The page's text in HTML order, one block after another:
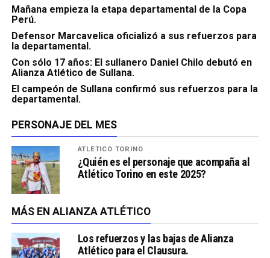
Mañana empieza la etapa departamental de la Copa
Perú.
Defensor Marcavelica oficializó a sus refuerzos para
la departamental.
Con sólo 17 años: El sullanero Daniel Chilo debutó en
Alianza Atlético de Sullana.
El campeón de Sullana confirmó sus refuerzos para la
departamental.
PERSONAJE DEL MES
ATLÉTICO TORINO
¿Quién es el personaje que acompaña al
Atlético Torino en este 2025?
MÁS EN ALIANZA ATLÉTICO
Los refuerzos y las bajas de Alianza
Atlético para el Clausura.